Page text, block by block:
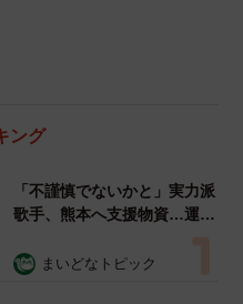
ング
「不謹慎でないかと」実力派
歌手、熊本へ支援物資…運搬
めらい 「痛いほど伝わる」
まいどなトピック